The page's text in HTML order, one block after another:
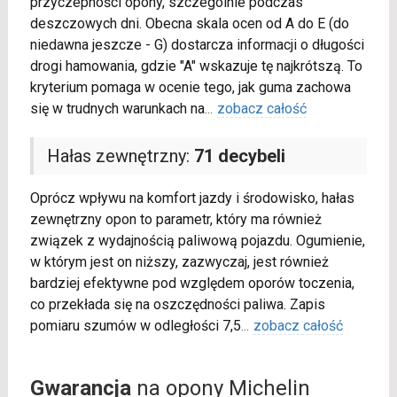
deszczowych dni. Obecna skala ocen od A do E (do
niedawna jeszcze - G) dostarcza informacji o długości
drogi hamowania, gdzie "A" wskazuje tę najkrótszą. To
kryterium pomaga w ocenie tego, jak guma zachowa
się w trudnych warunkach na... zobacz całość
Hałas zewnętrzny: 71 decybeli
Oprócz wpływu na komfort jazdy i środowisko, hałas
zewnętrzny opon to parametr, który ma również
związek z wydajnością paliwową pojazdu. Ogumienie,
w którym jest on niższy, zazwyczaj, jest również
bardziej efektywne pod względem oporów toczenia,
co przekłada się na oszczędności paliwa. Zapis
pomiaru szumów w odległości 7,5... zobacz całość
Gwarancjana opony Michelin